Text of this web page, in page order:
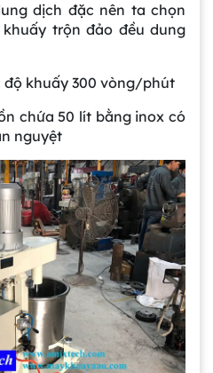
dịch đặc nên ta chọn
trộn đảo đều dung
độ khuấy 300 vòng/phút
chứa 50 lít bằng inox có
nguyệt